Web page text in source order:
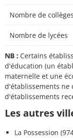
Nombre de collèges
Nombre de lycées
NB : Certains
d'éducation (un
maternelle et une
d'établissements ne
d'établissements
Les autres
La Possession